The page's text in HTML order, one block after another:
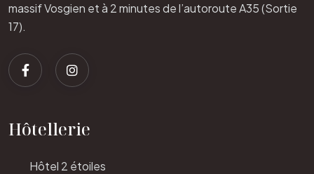
massif Vosgien et à 2 minutes de l’autoroute A35 (Sortie
17).
Hôtellerie
Hôtel 2 étoiles